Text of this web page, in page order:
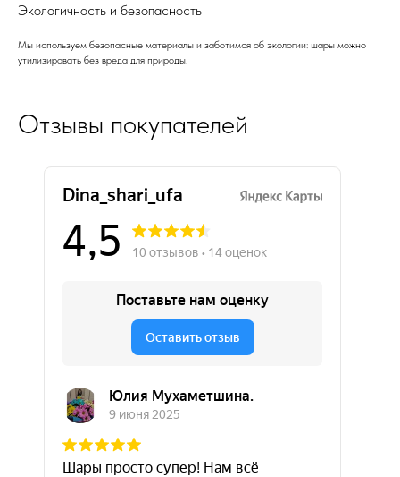
Экологичность и безопасность
Мы используем безопасные материалы и заботимся об экологии: шары можно
утилизировать без вреда для природы.
Отзывы покупателей